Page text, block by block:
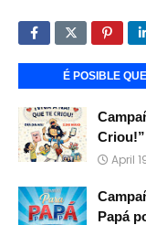
É POSIBLE
Criou!”
April
Papá